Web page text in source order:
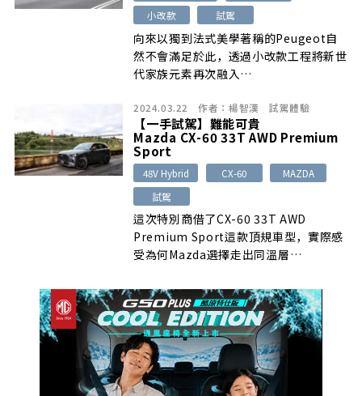
小改款
試駕
向來以獨到法式美學著稱的Peugeot自
然不會滿足於此，透過小改款工程將新世
代家族元素再次融入…
2024.03.22 作者： 楊智漢 試駕體驗
【一手試駕】難能可貴
Mazda CX-60 33T AWD Premium
Sport
48V Hybrid CX-60
MAZDA
試駕
這次特別商借了CX-60 33T AWD
Premium Sport這款頂規車型，實際感
受為何Mazda選擇走出同溫層…